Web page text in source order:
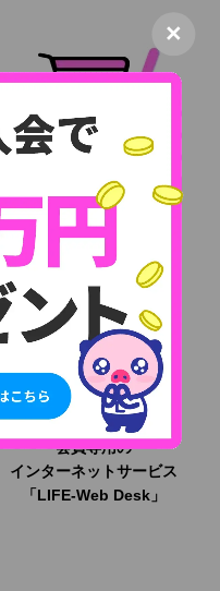
会員限定の
各種優待割引サービスや
おトクなオンライン
ショッピング
会員専用の
インターネットサービス
「LIFE-Web Desk」
×